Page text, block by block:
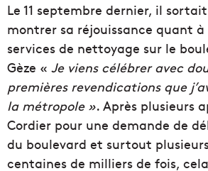
Le 11 septembre dernier, il
montrer sa réjouissance quant à
services de nettoyage sur le
Gèze « Je viens célébrer avec
premières revendications que
la métropole ». Après plusieurs
Cordier pour une demande de
du boulevard et surtout
centaines de milliers de fois,